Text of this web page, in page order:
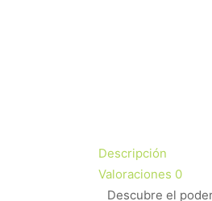
Descripción
Valoraciones 0
Descubre el